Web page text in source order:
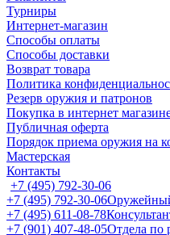
Турниры
Интернет-магазин
Способы оплаты
Способы доставки
Возврат товара
Политика
Резерв оружия и патронов
Покупка в интернет
Публичная оферта
Порядок приема оружия на
Мастерская
Контакты
+7 (495) 792-30-06
+7 (495) 792-30-06
+7 (495) 611-08-78
+7 (901) 407-48-05Отдела по